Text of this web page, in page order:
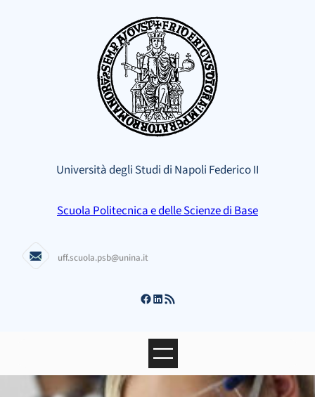
Università degli Studi di Napoli Federico II
Scuola Politecnica e delle Scienze di Base
uff.scuola.psb@unina.it
Facebook LinkedIn Feed RSS